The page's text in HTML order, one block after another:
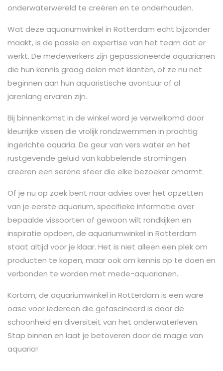
onderwaterwereld te creëren en te onderhouden.
Wat deze aquariumwinkel in Rotterdam echt bijzonder
maakt, is de passie en expertise van het team dat er
werkt. De medewerkers zijn gepassioneerde aquarianen
die hun kennis graag delen met klanten, of ze nu net
beginnen aan hun aquaristische avontuur of al
jarenlang ervaren zijn.
Bij binnenkomst in de winkel word je verwelkomd door
kleurrijke vissen die vrolijk rondzwemmen in prachtig
ingerichte aquaria. De geur van vers water en het
rustgevende geluid van kabbelende stromingen
creëren een serene sfeer die elke bezoeker omarmt.
Of je nu op zoek bent naar advies over het opzetten
van je eerste aquarium, specifieke informatie over
bepaalde vissoorten of gewoon wilt rondkijken en
inspiratie opdoen, de aquariumwinkel in Rotterdam
staat altijd voor je klaar. Het is niet alleen een plek om
producten te kopen, maar ook om kennis op te doen en
verbonden te worden met mede-aquarianen.
Kortom, de aquariumwinkel in Rotterdam is een ware
oase voor iedereen die gefascineerd is door de
schoonheid en diversiteit van het onderwaterleven.
Stap binnen en laat je betoveren door de magie van
aquaria!